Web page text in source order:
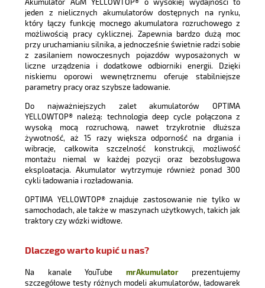
jeden z nielicznych akumulatorów dostępnych na rynku,
który łączy funkcję mocnego akumulatora rozruchowego z
możliwością pracy cyklicznej. Zapewnia bardzo dużą moc
przy uruchamianiu silnika, a jednocześnie świetnie radzi sobie
z zasilaniem nowoczesnych pojazdów wyposażonych w
liczne urządzenia i dodatkowe odbiorniki energii. Dzięki
niskiemu oporowi wewnętrznemu oferuje stabilniejsze
parametry pracy oraz szybsze ładowanie.
Do najważniejszych zalet akumulatorów OPTIMA
YELLOWTOP® należą: technologia deep cycle połączona z
wysoką mocą rozruchową, nawet trzykrotnie dłuższa
żywotność, aż 15 razy większa odporność na drgania i
wibracje, całkowita szczelność konstrukcji, możliwość
montażu niemal w każdej pozycji oraz bezobsługowa
eksploatacja. Akumulator wytrzymuje również ponad 300
cykli ładowania i rozładowania.
OPTIMA YELLOWTOP® znajduje zastosowanie nie tylko w
samochodach, ale także w maszynach użytkowych, takich jak
traktory czy wózki widłowe.
Dlaczego warto kupić u nas?
Na kanale YouTube mrAkumulatorprezentujemy
szczegółowe testy różnych modeli akumulatorów, ładowarek